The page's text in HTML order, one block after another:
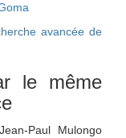
avancée de
le même
Paul Mulongo